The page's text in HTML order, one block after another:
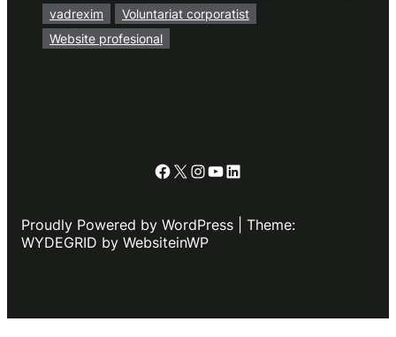
vadrexim
Voluntariat corporatist
Website profesional
Facebook
X Instagram
YouTube
LinkedIn
Proudly Powered by WordPress | Theme:
WYDEGRID by WebsiteinWP